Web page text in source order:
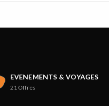
EVENEMENTS & VOYAGES
21 Offres